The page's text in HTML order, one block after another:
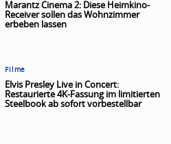
Marantz Cinema 2: Diese Heimkino-
Receiver sollen das Wohnzimmer
erbeben lassen
Filme
Elvis Presley Live in Concert:
Restaurierte 4K-Fassung im limitierten
Steelbook ab sofort vorbestellbar